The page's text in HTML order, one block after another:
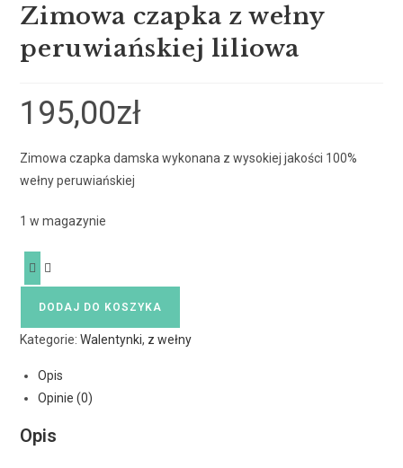
Zimowa czapka z wełny
peruwiańskiej liliowa
195,00zł
Zimowa czapka damska wykonana z wysokiej jakości 100%
wełny peruwiańskiej
1 w magazynie
DODAJ DO KOSZYKA
Kategorie:Walentynki, z wełny
Opis
Opinie (0)
Opis